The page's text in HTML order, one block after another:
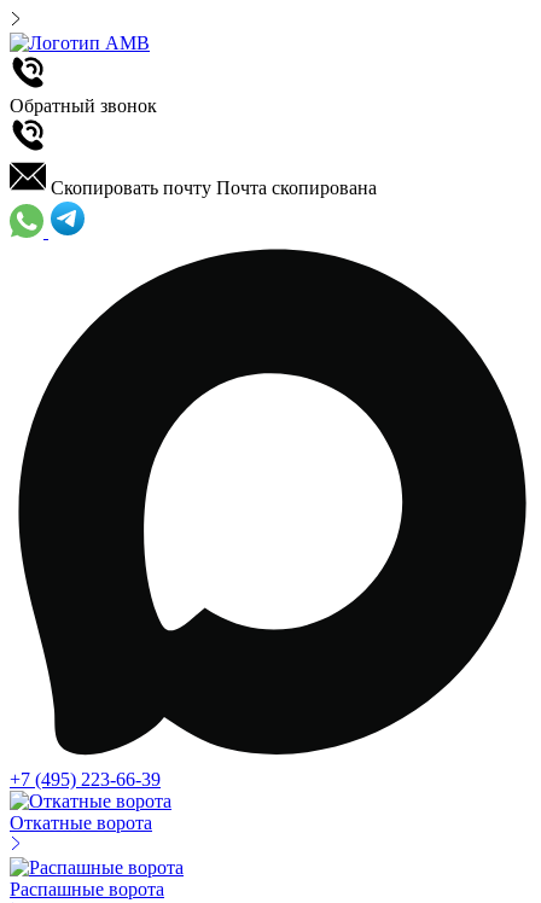
Обратный звонок
Скопировать почту Почта скопирована
+7 (495) 223-66-39
Откатные ворота
Распашные ворота